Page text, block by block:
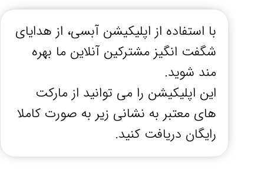
با استفاده از اپلیکیشن آبسی، از هدایای
شگفت انگیز مشترکین آنلاین ما بهره
مند شوید.
این اپلیکیشن را می توانید از مارکت
های معتبر به نشانی زیر به صورت کاملا
رایگان دریافت کنید.